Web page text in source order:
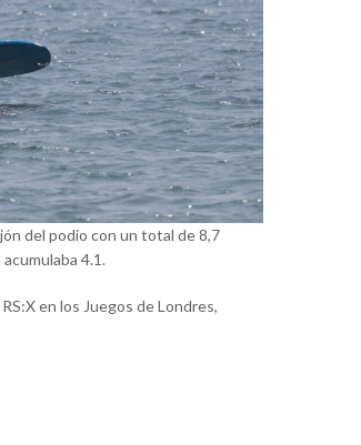
del podio con un total de 8,7
4.1.
en los Juegos de Londres,